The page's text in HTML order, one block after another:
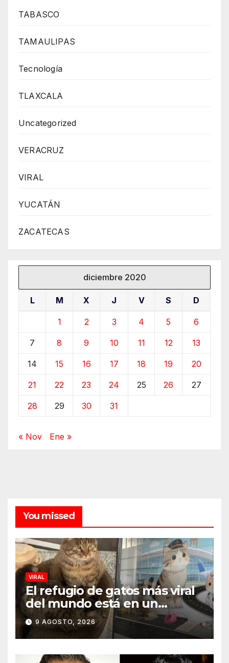
TABASCO
TAMAULIPAS
Tecnología
TLAXCALA
Uncategorized
VERACRUZ
VIRAL
YUCATÁN
ZACATECAS
diciembre 2020
L M X J V S D
1 2 3 4 5 6
7 8 9 10 11 12 13
14 15 16 17 18 19 20
21 22 23 24 25 26 27
28 29 30 31
« Nov Ene »
You missed
VIRAL
El refugio de gatos más viral
del mundo está en un
aeropuerto internacional y
tiene a tres felinos
patrullando las puertas de
embarque
9 AGOSTO, 2026